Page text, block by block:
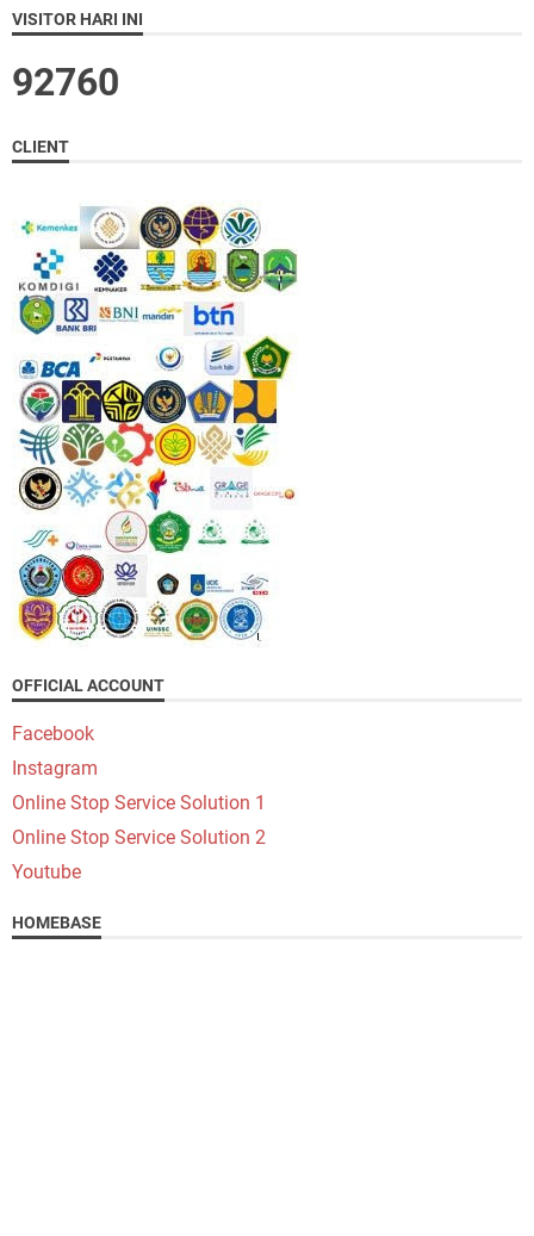
VISITOR HARI INI
92760
CLIENT
OFFICIAL ACCOUNT
Facebook
Instagram
Online Stop Service Solution 1
Online Stop Service Solution 2
Youtube
HOMEBASE